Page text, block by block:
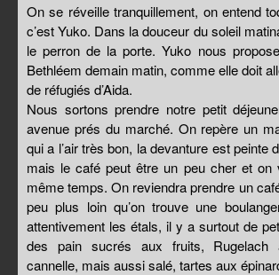
On se réveille tranquillement, on entend
c’est Yuko. Dans la douceur du soleil
le perron de la porte. Yuko nous
Bethléem demain matin, comme elle doit
de réfugiés d’Aida.
Nous sortons prendre notre petit
avenue prés du marché. On repère un
qui a l’air très bon, la devanture est peinte
mais le café peut être un peu cher et on
même temps. On reviendra prendre un
peu plus loin qu’on trouve une
attentivement les étals, il y a surtout de
des pain sucrés aux fruits, Rugelach
cannelle, mais aussi salé, tartes aux